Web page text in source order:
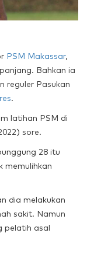
PSM Makassar,
Bahkan ia
reguler Pasukan
.
latihan PSM di
sore.
28 itu
memulihkan
dia melakukan
sakit. Namun
pelatih asal